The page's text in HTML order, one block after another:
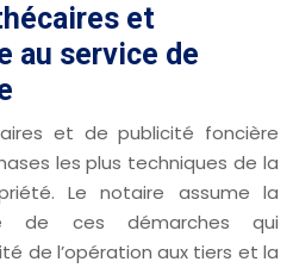
et
au service de
et de publicité foncière
les plus techniques de la
Le notaire assume la
de ces démarches qui
de l’opération aux tiers et la